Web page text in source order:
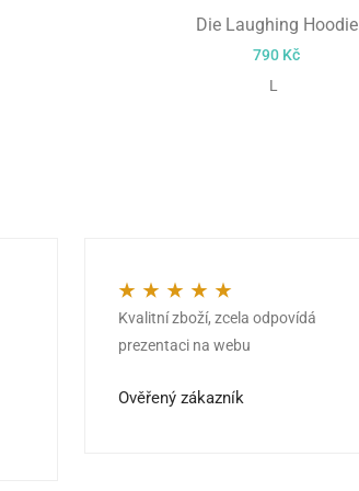
Die Laughing Hoodie
790 Kč
L
Hodnocení5z 5
Kvalitní zboží, zcela odpovídá
prezentaci na webu
Ověřený zákazník